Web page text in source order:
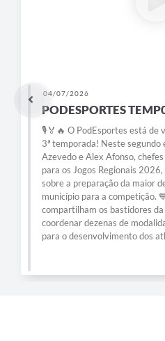
04/07/2026
PODESPORTES
🎙️🏅🔥 O PodEsportes está de
3ª temporada! Neste segundo
Azevedo e Alex Afonso,
para os Jogos Regionais
sobre a preparação da maior
município para a competição.
compartilham os bastidores
coordenar dezenas de
para o desenvolvimento dos